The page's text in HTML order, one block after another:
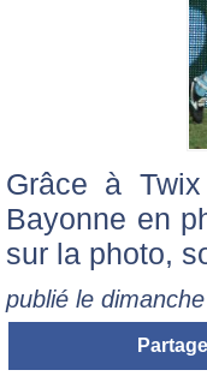
Grâce à
Bayonne en
sur la photo,
publié le